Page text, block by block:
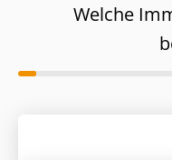
Welche